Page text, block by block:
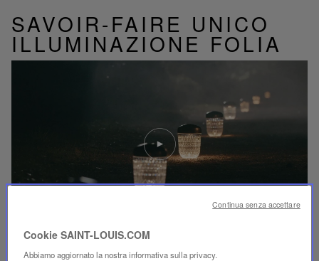
SAVOIR-FAIRE UNICO
ILLUMINAZIONE FOLIA
SCOPRI IL NOSTRO SAVOIR-FAIRE
Riproduci
video
Video
YouTube,
lampada
Cookie SAINT-LOUIS.COM
Abbiamo aggiornato la nostra informativa sulla privacy.
Continua senza accettare